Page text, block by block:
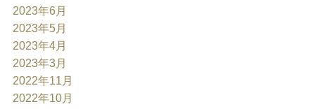
2023年6月
2023年5月
2023年4月
2023年3月
2022年11月
2022年10月